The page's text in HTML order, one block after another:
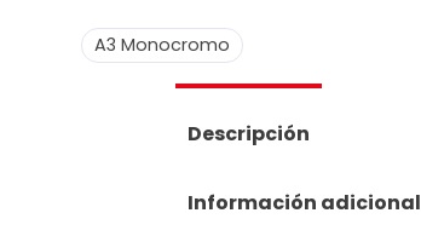
A3 Monocromo
Descripción
Información adicional